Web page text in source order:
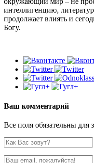
интеллигенцию,
продолжает влиять и
Богу.
Ваш комментарий
Все поля обязательны для